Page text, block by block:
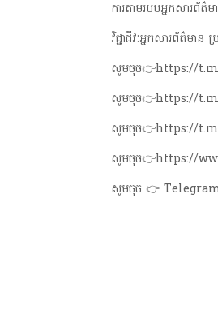
ការតាមរបបអ្នកសារ
វិជ្ជាជីវៈអ្នកសារព័ត៌ម
សូមចុច👉https://
សូមចុច👉https://
សូមចុច👉https://
សូមចុច👉https://
សូមចុច 👉